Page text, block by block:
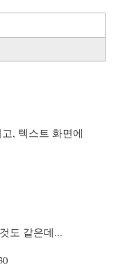
, 텍스트 화면에
도 같은데...